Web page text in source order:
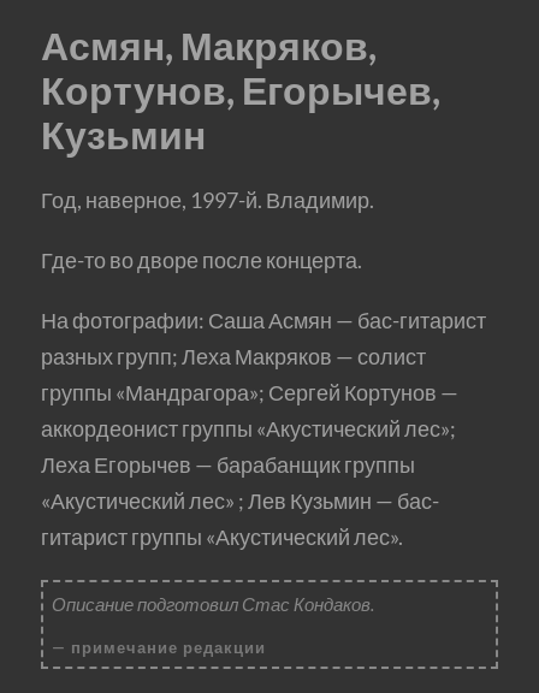
Асмян, Макряков,
Кортунов, Егорычев,
Кузьмин
Год, наверное, 1997-й. Владимир.
Где-то во дворе после концерта.
На фотографии: Саша Асмян — бас-гитарист
разных групп; Леха Макряков — солист
группы «Мандрагора»; Сергей Кортунов —
аккордеонист группы «Акустический лес»;
Леха Егорычев — барабанщик группы
«Акустический лес» ; Лев Кузьмин — бас-
гитарист группы «Акустический лес».
Описание подготовил Стас Кондаков.
примечание редакции